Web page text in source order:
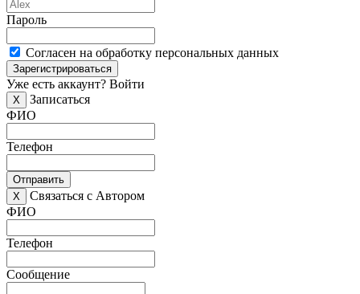
Пароль
Согласен на обработку персональных данных
Зарегистрироваться
Уже есть аккаунт? Войти
X
Записаться
ФИО
Телефон
Отправить
X
Связаться с Автором
ФИО
Телефон
Сообщение